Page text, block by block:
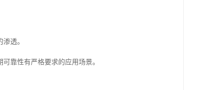
透。
靠性有严格要求的应用场景。